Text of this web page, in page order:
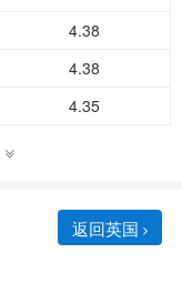
4.38
4.38
4.35
返回英国